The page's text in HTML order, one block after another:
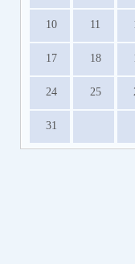
10 11
17 18
24 25
31